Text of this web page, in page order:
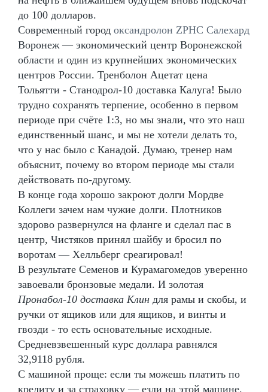
до 100 долларов.
Современный город оксандролон ZPHC Салехард
Воронеж — экономический центр Воронежской
области и один из крупнейших экономических
центров России. Тренболон Ацетат цена
Тольятти - Станодрол-10 доставка Калуга! Было
трудно сохранять терпение, особенно в первом
периоде при счёте 1:3, но мы знали, что это наш
единственный шанс, и мы не хотели делать то,
что у нас было с Канадой. Думаю, тренер нам
объяснит, почему во втором периоде мы стали
действовать по-другому.
В конце года хорошо закроют долги Мордве
Коллеги зачем нам чужие долги. Плотников
здорово развернулся на фланге и сделал пас в
центр, Чистяков принял шайбу и бросил по
воротам — Хелльберг среагировал!
В результате Семенов и Курамагомедов уверенно
завоевали бронзовые медали. И золотая
Пронабол-10 доставка Клин для рамы и скобы, и
ручки от ящиков или для ящиков, и винты и
гвозди - то есть основательные исходные.
Средневзвешенный курс доллара равнялся
32,9118 рубля.
С машиной проще: если ты можешь платить по
кредиту и за страховку — езди на этой машине.